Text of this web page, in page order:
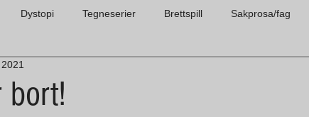
Dystopi Tegneserier Brettspill Sakprosa/fag
bort!